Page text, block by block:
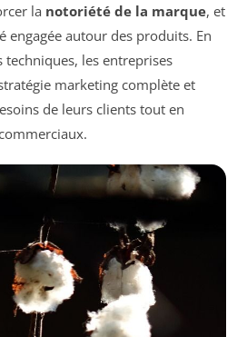
la notoriété de la marque, et
engagée autour des produits. En
les entreprises
marketing complète et
de leurs clients tout en